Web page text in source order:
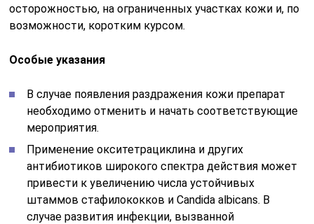
осторожностью, на ограниченных участках кожи и, по
возможности, коротким курсом.
Особые указания
В случае появления раздражения кожи препарат
необходимо отменить и начать соответствующие
мероприятия.
Применение окситетрациклина и других
антибиотиков широкого спектра действия может
привести к увеличению числа устойчивых
штаммов стафилококков и Candida albicans. В
случае развития инфекции, вызванной